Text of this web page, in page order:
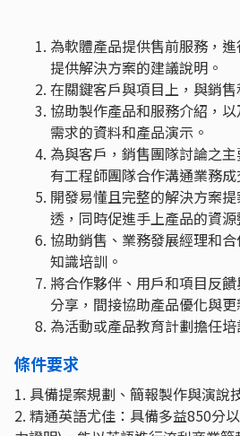
為軟體產品提供售前服務，
提供解決方案的建議說明。
在關鍵客戶與項目上，與銷
協助製作產品和服務介紹，
需求的資料和產品演示。
為與客戶，銷售團隊討論之
有工程師團隊合作溝通業務成
開發易懂且完整的解決方案
透，同時促進手上產品的資源
協助銷售、業務發展經理和
知識培訓。
將合作夥伴、用戶和項目反
分享，間接協助產品優化與更
為活動或產品教育計劃擔任培
條件要求
1. 具備提案規劃、簡報製作與演說
2. 精通英語尤佳：具備多益850分